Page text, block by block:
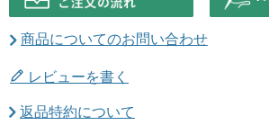
商品についてのお問い合わせ
レビューを書く
返品特約について